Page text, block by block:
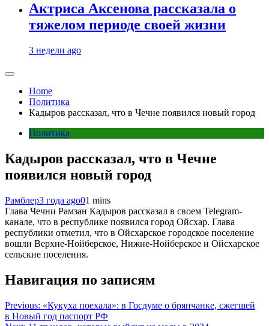
Актриса Аксенова рассказала о
тяжелом периоде своей жизни
3 недели ago
Home
Политика
Кадыров рассказал, что в Чечне появился новый город
Политика
Кадыров рассказал, что в Чечне
появился новый город
Рамблер3 года ago01 mins
Глава Чечни Рамзан Кадыров рассказал в своем Telegram-
канале, что в республике появился город Ойсхар. Глава
республики отметил, что в Ойсхарское городское поселение
вошли Верхне-Нойберское, Нижне-Нойберское и Ойсхарское
сельские поселения.
Навигация по записям
Previous: «Кукуха поехала»: в Госдуме о брянчанке, сжегшей
в Новый год паспорт РФ